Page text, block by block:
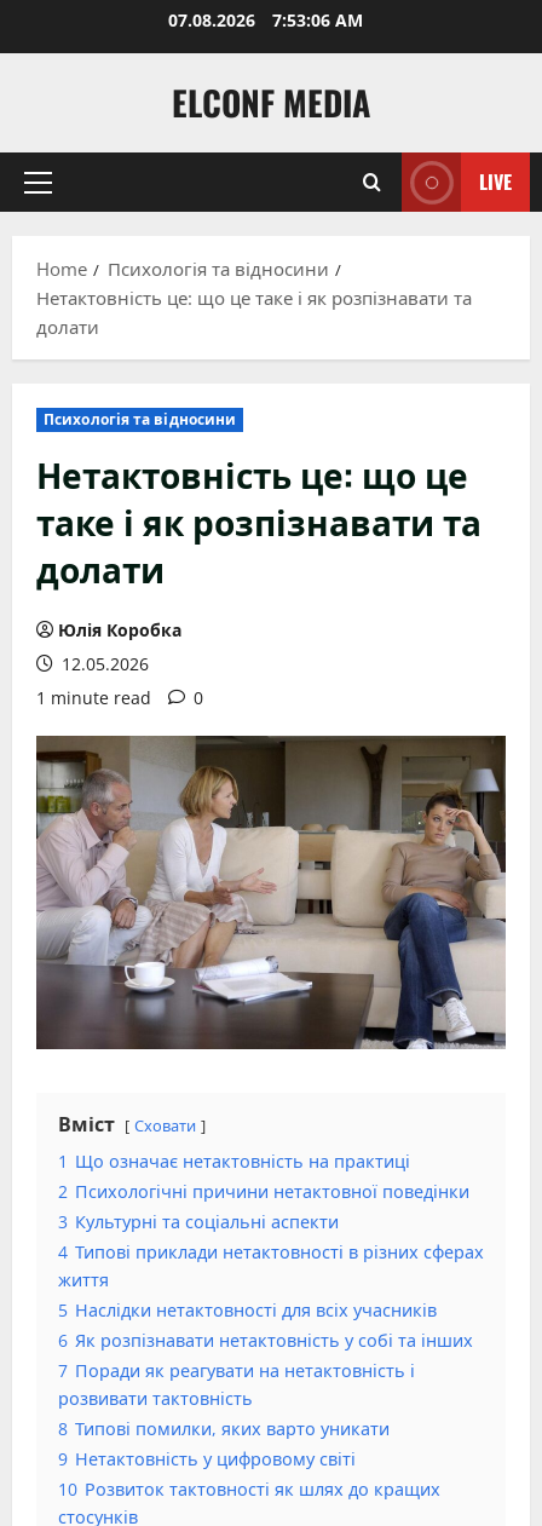
07.08.2026 7:53:07 AM
ELCONF MEDIA
Primary
LIVE
Home
Психологія та відносини
Нетактовність це: що це таке і як розпізнавати та
долати
Психологія та відносини
Нетактовність це: що це
таке і як розпізнавати та
долати
Юлія Коробка
12.05.2026
1 minute read
0
Вміст Сховати
1 Що означає нетактовність на практиці
2 Психологічні причини нетактовної поведінки
3 Культурні та соціальні аспекти
4 Типові приклади нетактовності в різних сферах
життя
5 Наслідки нетактовності для всіх учасників
6 Як розпізнавати нетактовність у собі та інших
7 Поради як реагувати на нетактовність і
розвивати тактовність
8 Типові помилки, яких варто уникати
9 Нетактовність у цифровому світі
10 Розвиток тактовності як шлях до кращих
стосунків